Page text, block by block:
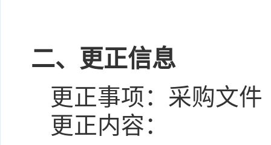
二、更正信息
更正事项： 采购文件
更正内容：